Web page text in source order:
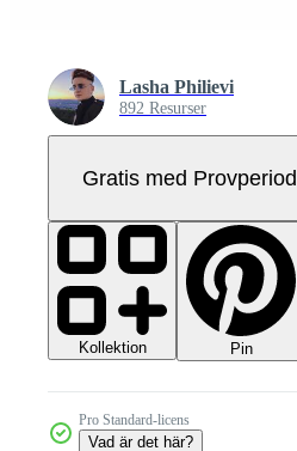
Lasha Philievi
892 Resurser
Gratis med Provperiod
Kollektion Pin
Pro Standard-licens
Vad är det här?